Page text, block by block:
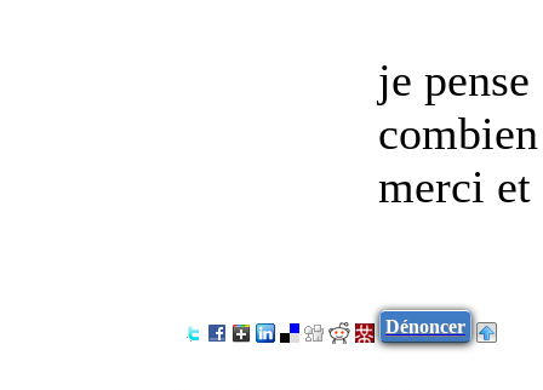
je
merci et
Dénoncer